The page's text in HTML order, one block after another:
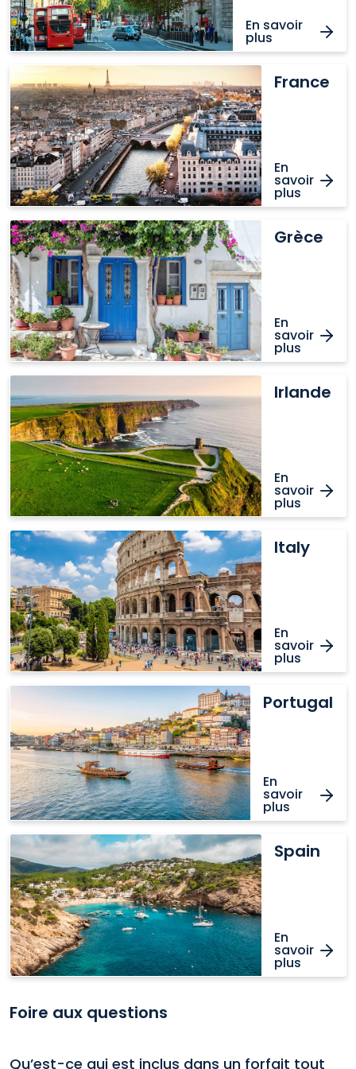
En savoir
plus
France
En
savoir
plus
France
Grèce
En
savoir
plus
Grèce
Irlande
En
savoir
plus
Italy
En
savoir
plus
Italy
Portugal
En
savoir
plus
Portugal
Spain
En
savoir
plus
Spain
Foire aux questions
Qu’est-ce qui est inclus dans un forfait tout